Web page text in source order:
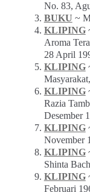
No. 83,
BUKU ~
KLIPING
Aroma
28 April
KLIPING
KLIPING
Razia
Desember
KLIPING
November
KLIPING
Shinta
KLIPING
Februari